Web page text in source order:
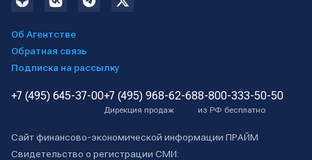
Об Агентстве
Обратная связь
Подписка на рассылку
+7 (495) 645-37-00+7 (495) 968-62-68
Дирекция продаж
8-800-333-50-50
из РФ бесплатно
Сайт финансово-экономической информации ПРАЙМ
Свидетельство о регистрации СМИ: